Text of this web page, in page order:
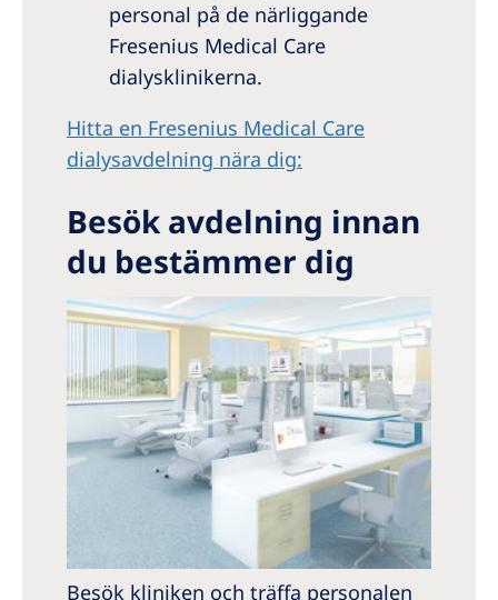
personal på de närliggande
Fresenius Medical Care
dialysklinikerna.
Hitta en Fresenius Medical Care
dialysavdelning nära dig:
Besök avdelning innan
du bestämmer dig
Besök kliniken och träffa personalen